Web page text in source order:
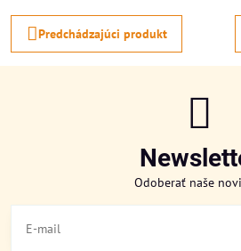
Predchádzajúci produkt
Odoberať naše